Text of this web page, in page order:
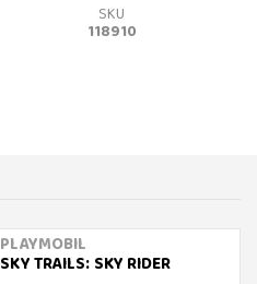
SKU
118910
PLAYMOBIL
SKY TRAILS: SKY RIDER